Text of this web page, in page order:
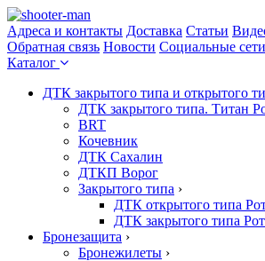
Адреса и контакты Доставка Статьи
Обратная связь Новости Социальные сети
Каталог
ДТК закрытого типа и открытого
ДТК закрытого типа. Титан
BRT
Кочевник
ДТК Сахалин
ДТКП Ворог
Закрытого типа ›
ДТК открытого типа
ДТК закрытого типа
Бронезащита ›
Бронежилеты ›